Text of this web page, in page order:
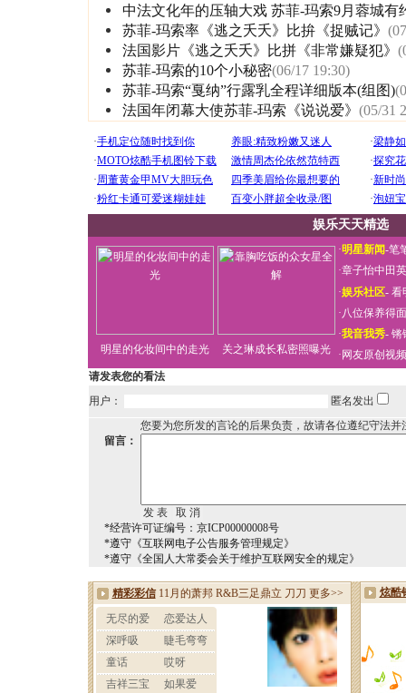
中法文化年的压轴大戏 苏菲-玛索9月蓉城有
苏菲-玛索率《逃之夭夭》比拚《捉贼记》
法国影片《逃之夭夭》比拼《非常嫌疑犯》
苏菲-玛索的10个小秘密(06/17 19:30)
苏菲-玛索“戛纳”行露乳全程详细版本(组图)
法国年闭幕大使苏菲-玛索《说说爱》 (05/31
娱乐天天精选
明星的化妆间中的走光 关之琳成长私密照曝光
·明星新闻-笔
·章子怡中田
·娱乐社区- 看
·八位保养得
·我音我秀- 锵
· 网友原创视
请发表您的看法
用户：
匿名发出
您要为您所发的言论的后果负责，故请各位遵纪守法并
留言：
*经营许可证编号：京ICP00000008号
*遵守《互联网电子公告服务管理规定》
*遵守《全国人大常委会关于维护互联网安全的规定》